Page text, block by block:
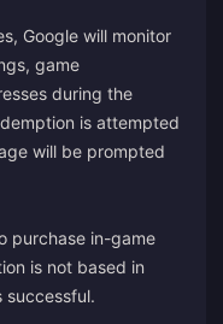
Google will monitor
game
during the
is attempted
will be prompted
purchase in-game
is not based in
successful.